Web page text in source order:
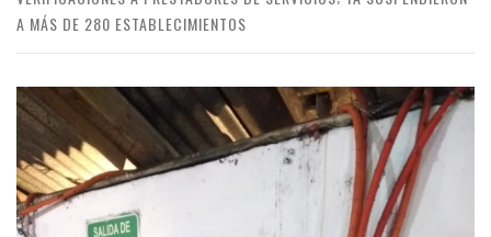
A MÁS DE 280 ESTABLECIMIENTOS